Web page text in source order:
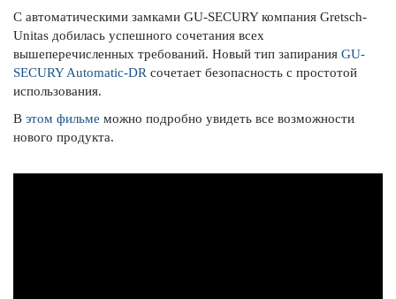
С автоматическими замками GU-SECURY компания Gretsch-
Unitas добилась успешного сочетания всех
вышеперечисленных требований. Новый тип запирания GU-
SECURY Automatic-DR сочетает безопасность с простотой
использования.
В этом фильме можно подробно увидеть все возможности
нового продукта.